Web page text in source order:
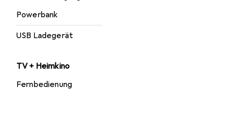
Powerbank
USB Ladegerät
TV + Heimkino
Fernbedienung